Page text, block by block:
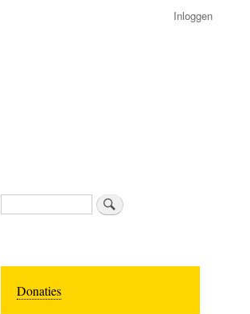
Inloggen
Zoeken
Donaties